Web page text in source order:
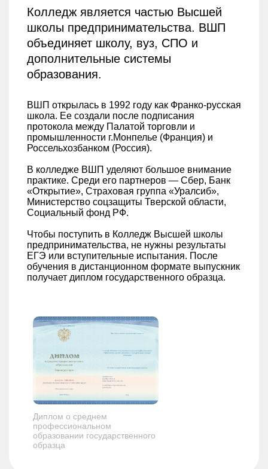
Колледж является частью Высшей
школы предпринимательства. ВШП
объединяет школу, вуз, СПО и
дополнительные системы
образования.
ВШП открылась в 1992 году как Франко-русская
школа. Ее создали после подписания
протокола между Палатой торговли и
промышленности г.Монпелье (Франция) и
Россельхозбанком (Россия).
В колледже ВШП уделяют большое внимание
практике. Среди его партнеров — Сбер, Банк
«Открытие», Страховая группа «Уралсиб»,
Министерство соцзащиты Тверской области,
Социальный фонд РФ.
Чтобы поступить в Колледж Высшей школы
предпринимательства, не нужны результаты
ЕГЭ или вступительные испытания. После
обучения в дистанционном формате выпускник
получает диплом государственного образца.
Диплом о среднем
профессиональном
образовании государственного
образца